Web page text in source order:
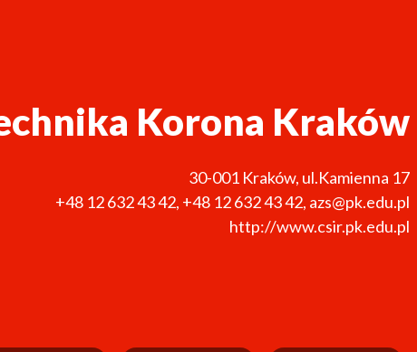
Korona Kraków
30-001 Kraków, ul.Kamienna 17
+48 12 632 43 42, +48 12 632 43 42, azs@pk.edu.pl
http://www.csir.pk.edu.pl